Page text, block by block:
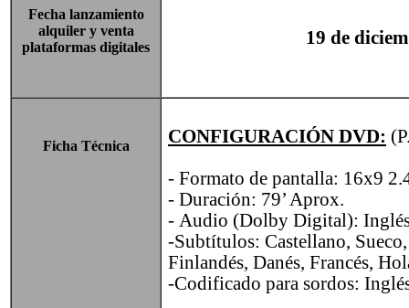
Fecha lanzamiento
alquiler y venta
plataformas digitales
19 de
Ficha Técnica CONFIGURACIÓN DVD:
- Formato de pantalla: 16x9
- Duración: 79’ Aprox.
- Audio (Dolby Digital):
-Subtítulos: Castellano,
Finlandés, Danés, Francés,
-Codificado para sordos: